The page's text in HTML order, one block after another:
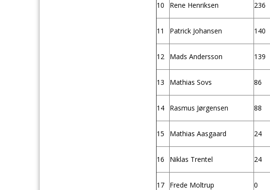
10 Rene Henriksen 236
11 Patrick Johansen 140
12 Mads Andersson 139
13 Mathias Sovs 86
14 Rasmus Jørgensen 88
15 Mathias Aasgaard 24
16 Niklas Trentel 24
17 Frede Moltrup 0